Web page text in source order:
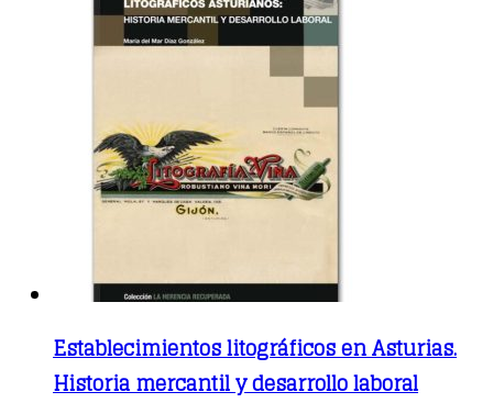
options
may
be
chosen
product
page
Establecimientos litográficos en Asturias.
Historia mercantil y desarrollo laboral